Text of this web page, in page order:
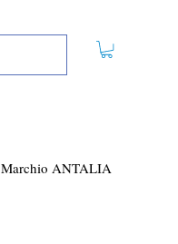
Marchio ANTALIA